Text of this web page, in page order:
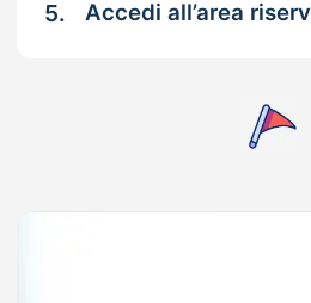
5. Accedi all’area